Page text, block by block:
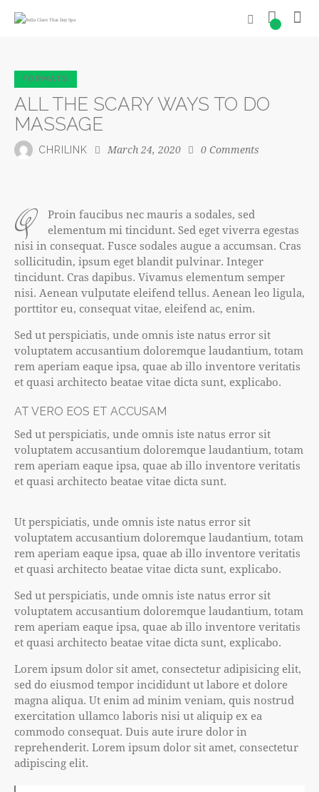
0
FORMATS
ALL THE SCARY WAYS TO DO
MASSAGE
CHRILINK March 24, 2020 0 Comments
q
Proin faucibus nec mauris a sodales, sed
elementum mi tincidunt. Sed eget viverra egestas
nisi in consequat. Fusce sodales augue a accumsan. Cras
sollicitudin, ipsum eget blandit pulvinar. Integer
tincidunt. Cras dapibus. Vivamus elementum semper
nisi. Aenean vulputate eleifend tellus. Aenean leo ligula,
porttitor eu, consequat vitae, eleifend ac, enim.
Sed ut perspiciatis, unde omnis iste natus error sit
voluptatem accusantium doloremque laudantium, totam
rem aperiam eaque ipsa, quae ab illo inventore veritatis
et quasi architecto beatae vitae dicta sunt, explicabo.
AT VERO EOS ET ACCUSAM
Sed ut perspiciatis, unde omnis iste natus error sit
voluptatem accusantium doloremque laudantium, totam
rem aperiam eaque ipsa, quae ab illo inventore veritatis
et quasi architecto beatae vitae dicta sunt.
Ut perspiciatis, unde omnis iste natus error sit
voluptatem accusantium doloremque laudantium, totam
rem aperiam eaque ipsa, quae ab illo inventore veritatis
et quasi architecto beatae vitae dicta sunt, explicabo.
Sed ut perspiciatis, unde omnis iste natus error sit
voluptatem accusantium doloremque laudantium, totam
rem aperiam eaque ipsa, quae ab illo inventore veritatis
et quasi architecto beatae vitae dicta sunt, explicabo.
Lorem ipsum dolor sit amet, consectetur adipisicing elit,
sed do eiusmod tempor incididunt ut labore et dolore
magna aliqua. Ut enim ad minim veniam, quis nostrud
exercitation ullamco laboris nisi ut aliquip ex ea
commodo consequat. Duis aute irure dolor in
reprehenderit. Lorem ipsum dolor sit amet, consectetur
adipiscing elit.